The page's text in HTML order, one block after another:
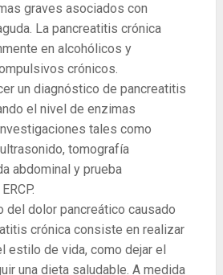
graves asociados con
La pancreatitis crónica
en alcohólicos y
crónicos.
un diagnóstico de pancreatitis
el nivel de enzimas
tales como
tomografía
abdominal y prueba
del dolor pancreático causado
crónica consiste en realizar
estilo de vida, como dejar el
una dieta saludable. A medida